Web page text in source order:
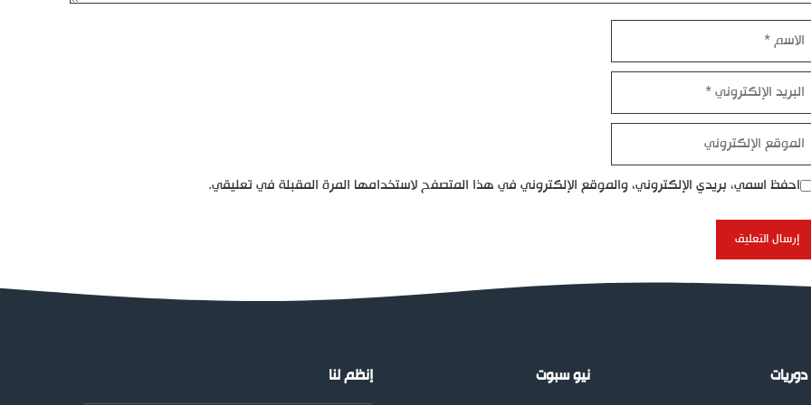
الاسم
البريد
الإلكتروني
الموقع
الإلكتروني
احفظ اسمي، بريدي الإلكتروني، والموقع الإلكتروني في هذا المتصفح لاستخدامها المرة المقبلة في تعليقي.
دوريات نيو سبوت إنظم لنا